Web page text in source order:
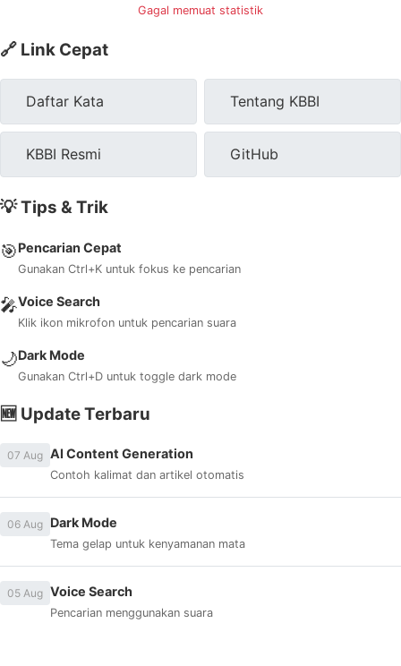
Gagal memuat statistik
🔗 Link Cepat
Daftar Kata Tentang KBBI
KBBI Resmi GitHub
💡 Tips & Trik
🎯Pencarian Cepat
Gunakan Ctrl+K untuk fokus ke pencarian
🎤Voice Search
Klik ikon mikrofon untuk pencarian suara
🌙Dark Mode
Gunakan Ctrl+D untuk toggle dark mode
🆕 Update Terbaru
07 Aug AI Content Generation
Contoh kalimat dan artikel otomatis
06 Aug Dark Mode
Tema gelap untuk kenyamanan mata
05 Aug Voice Search
Pencarian menggunakan suara